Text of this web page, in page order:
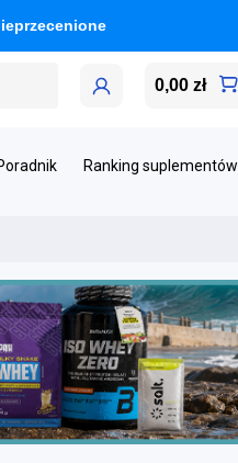
0,00 zł
Ranking suplementów